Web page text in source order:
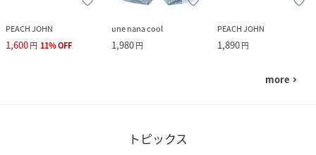
PEACH JOHN
1,600円 11%OFF
une nana cool
1,980円
PEACH JOHN
1,890円
more navigate_next
トピックス